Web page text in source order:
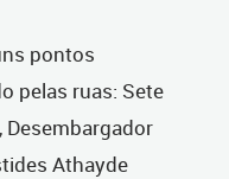
pontos
pelas ruas: Sete
Desembargador
Athayde